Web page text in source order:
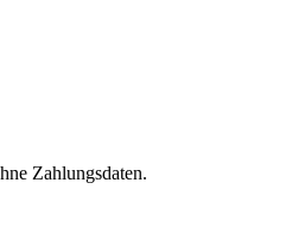
Zahlungsdaten.